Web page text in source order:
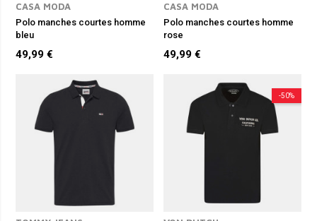
CASA MODA
Polo manches courtes homme
bleu
49,99 €
CASA MODA
Polo manches courtes homme
rose
49,99 €
-50%